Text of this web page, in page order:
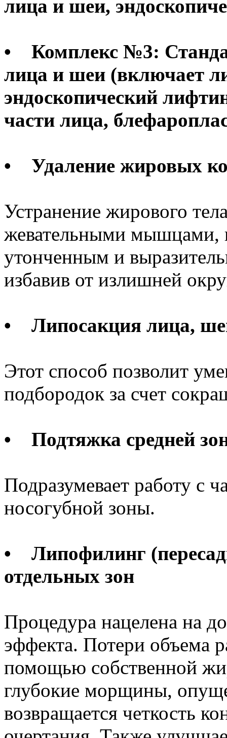
лица и шеи,
• Комплекс №3:
лица и шеи (включает
эндоскопический
части лица,
• Удаление жировых
Устранение жирового
жевательными мышцами,
утонченным и
избавив от излишней
• Липосакция лица,
Этот способ позволит
подбородок за счет
• Подтяжка средней
Подразумевает работу с
носогубной зоны.
• Липофилинг
отдельных зон
Процедура нацелена на
эффекта. Потери объема
помощью собственной
глубокие морщины,
возвращается четкость